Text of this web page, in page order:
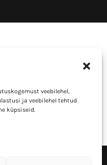
veebilehel,
ja veebilehel tehtud
küpsiseid.